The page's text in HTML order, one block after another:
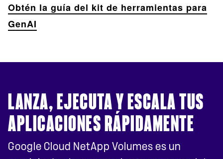
Obtén la guía del kit de herramientas para
GenAI
LANZA, EJECUTA Y ESCALA TUS
APLICACIONES RÁPIDAMENTE
Google Cloud NetApp Volumes es un